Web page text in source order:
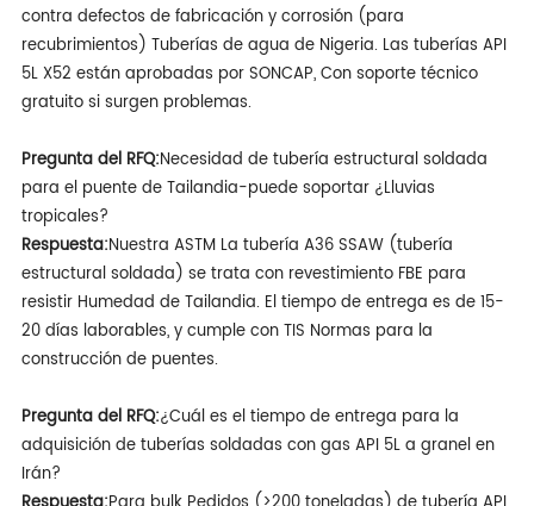
contra defectos de fabricación y corrosión (para
recubrimientos) Tuberías de agua de Nigeria. Las tuberías API
5L X52 están aprobadas por SONCAP, Con soporte técnico
gratuito si surgen problemas.
Pregunta del RFQ:Necesidad de tubería estructural soldada
para el puente de Tailandia-puede soportar ¿Lluvias
tropicales?
Respuesta:Nuestra ASTM La tubería A36 SSAW (tubería
estructural soldada) se trata con revestimiento FBE para
resistir Humedad de Tailandia. El tiempo de entrega es de 15-
20 días laborables, y cumple con TIS Normas para la
construcción de puentes.
Pregunta del RFQ:¿Cuál es el tiempo de entrega para la
adquisición de tuberías soldadas con gas API 5L a granel en
Irán?